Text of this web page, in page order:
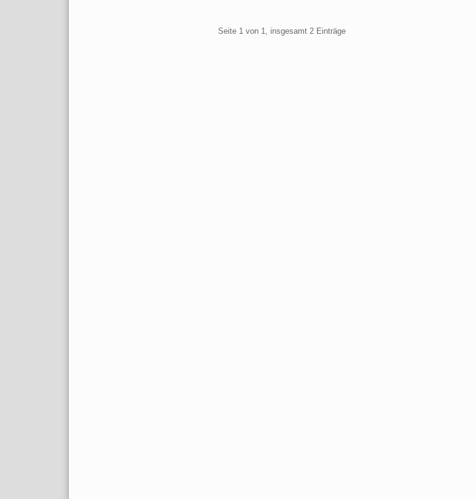
Seite 1 von 1, insgesamt 2 Einträge